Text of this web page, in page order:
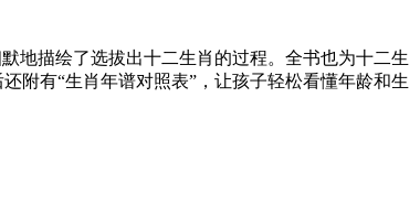
地描绘了选拔出十二生肖的过程。全书也为十二生
附有“生肖年谱对照表”，让孩子轻松看懂年龄和生